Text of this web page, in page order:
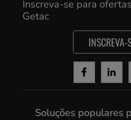
Inscreva-se para
Getac
INSCREVA-
Soluções populares